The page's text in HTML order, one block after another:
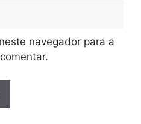
navegador para a